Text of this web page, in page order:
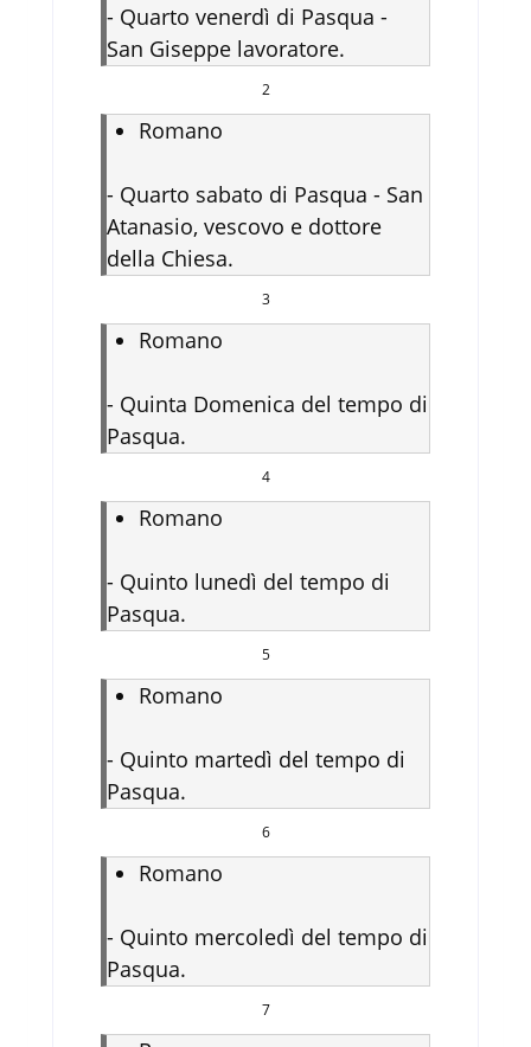
- Quarto venerdì di Pasqua -
San Giseppe lavoratore.
2
Romano
- Quarto sabato di Pasqua - San
Atanasio, vescovo e dottore
della Chiesa.
3
Romano
- Quinta Domenica del tempo di
Pasqua.
4
Romano
- Quinto lunedì del tempo di
Pasqua.
5
Romano
- Quinto martedì del tempo di
Pasqua.
6
Romano
- Quinto mercoledì del tempo di
Pasqua.
7